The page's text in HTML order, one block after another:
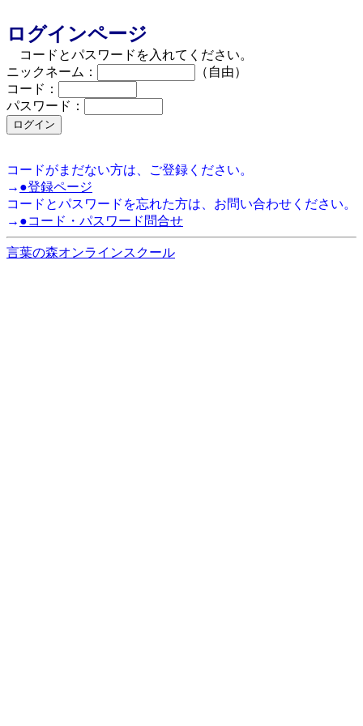
ログインページ
コードとパスワードを入れてください。
ニックネーム：
（自由）
コード：
パスワード：
コードがまだない方は、ご登録ください。
→ ●登録ページ
コードとパスワードを忘れた方は、お問い合わせください。
→ ●コード・パスワード問合せ
言葉の森オンラインスクール